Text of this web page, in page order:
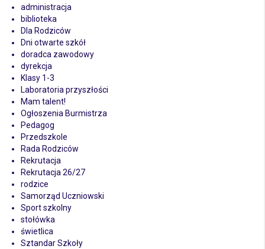
administracja
biblioteka
Dla Rodziców
Dni otwarte szkół
doradca zawodowy
dyrekcja
Klasy 1-3
Laboratoria przyszłości
Mam talent!
Ogłoszenia Burmistrza
Pedagog
Przedszkole
Rada Rodziców
Rekrutacja
Rekrutacja 26/27
rodzice
Samorząd Uczniowski
Sport szkolny
stołówka
świetlica
Sztandar Szkoły